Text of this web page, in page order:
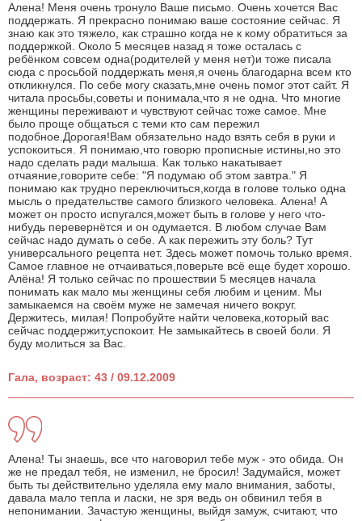
Алена! Меня очень тронуло Ваше письмо. Очень хочется Вас
поддержать. Я прекрасно понимаю ваше состояние сейчас. Я
знаю как это тяжело, как страшно когда не к кому обратиться за
поддержкой. Около 5 месяцев назад я тоже осталась с
ребёнком совсем одна(родителей у меня нет)и тоже писала
сюда с просьбой поддержать меня,я очень благодарна всем кто
откликнулся. По себе могу сказать,мне очень помог этот сайт. Я
читала просьбы,советы и понимала,что я не одна. Что многие
женщины переживают и чувствуют сейчас тоже самое. Мне
было проще общаться с теми кто сам пережил
подобное.Дорогая!Вам обязательно надо взять себя в руки и
успокоиться. Я понимаю,что говорю прописные истины,но это
надо сделать ради малыша. Как только накатывает
отчаяние,говорите себе: "Я подумаю об этом завтра." Я
понимаю как трудно переключиться,когда в голове только одна
мысль о предательстве самого близкого человека. Алена! А
может он просто испугался,может быть в голове у него что-
нибудь перевернётся и он одумается. В любом случае Вам
сейчас надо думать о себе. А как пережить эту боль? Тут
универсального рецепта нет. Здесь может помочь только время.
Самое главное не отчаиваться,поверьте всё еще будет хорошо.
Алёна! Я только сейчас по прошествии 5 месяцев начала
понимать как мало мы женщины себя любим и ценим. Мы
замыкаемся на своём муже не замечая ничего вокруг.
Держитесь, милая! Попробуйте найти человека,который вас
сейчас поддержит,успокоит. Не замыкайтесь в своей боли. Я
буду молиться за Вас.
Гала, возраст: 43 / 09.12.2009
Алена! Ты знаешь, все что наговорил тебе муж - это обида. Он
же не предал тебя, не изменил, не бросил! Задумайся, может
быть ты действительно уделяла ему мало внимания, заботы,
давала мало тепла и ласки, не зря ведь он обвинил тебя в
непонимании. Зачастую женщины, выйдя замуж, считают, что